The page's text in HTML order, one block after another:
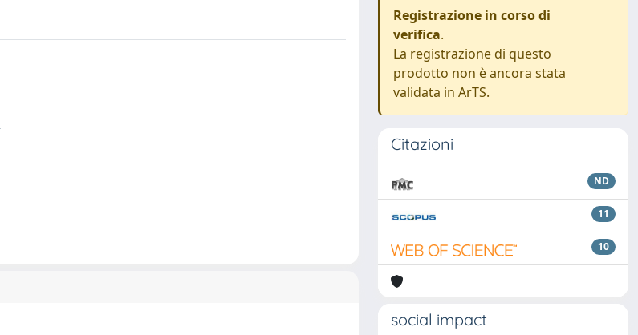
Registrazione in corso di
verifica.
La registrazione di questo
prodotto non è ancora stata
validata in ArTS.
Citazioni
ND
11
10
social impact